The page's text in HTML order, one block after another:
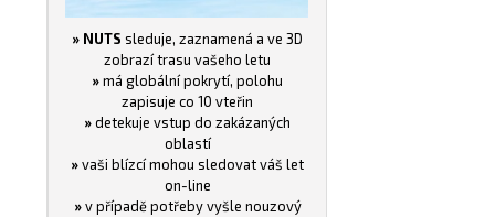
» NUTS sleduje, zaznamená a ve 3D
zobrazí trasu vašeho letu
»má globální pokrytí, polohu
zapisuje co 10 vteřin
»detekuje vstup do zakázaných
oblastí
»vaši blízcí mohou sledovat váš let
on-line
»v případě potřeby vyšle nouzový